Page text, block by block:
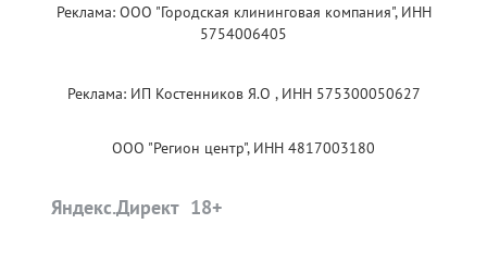
Реклама: ООО "Городская клининговая компания", ИНН
5754006405
Реклама: ИП Костенников Я.О , ИНН 575300050627
ООО "Регион центр", ИНН 4817003180
Яндекс.Директ